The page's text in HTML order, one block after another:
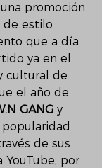
promoción
de estilo
que a día
ya en el
cultural de
el año de
GANG y
de sus
YouTube, por